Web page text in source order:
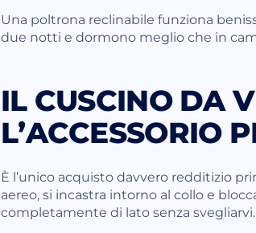
Una poltrona reclinabile funziona
due notti e dormono meglio che in
IL CUSCINO DA
L’ACCESSORIO
È l’unico acquisto davvero redditizio
aereo, si incastra intorno al collo e
completamente di lato senza svegliarvi.